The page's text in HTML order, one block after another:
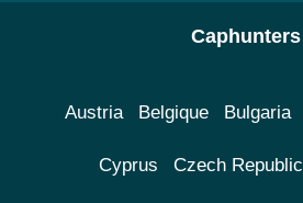
Caphunters
Austria Belgique Bulgaria
Cyprus Czech Republic